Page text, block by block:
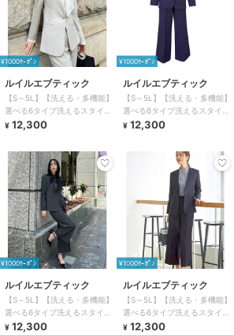
¥1000ｸｰﾎﾟﾝ
ルイルエブティック
【S～5L】【洗える・多機能】
選べる6タイプ洗えるスタイリ
ッシュビジネススーツパンツセ
¥ 12,300
¥1000ｸｰﾎﾟﾝ
ルイルエブティック
【S～5L】【洗える・多機能】
選べる6タイプ洗えるスタイリ
ッシュビジネススーツパンツセ
¥ 12,300
¥1000ｸｰﾎﾟﾝ
ルイルエブティック
【S～5L】【洗える・多機能】
選べる6タイプ洗えるスタイリ
ッシュビジネススーツパンツセ
¥ 12,300
¥1000ｸｰﾎﾟﾝ
ルイルエブティック
【S～5L】【洗える・多機能】
選べる6タイプ洗えるスタイリ
ッシュビジネススーツパンツセ
¥ 12,300